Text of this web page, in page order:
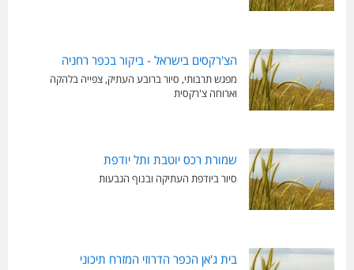
הצ'רקסים בישראל - ביקור בכפר רחניה
מפגש תרבותי, סיור ברובע העתיק, צפייה בלהקה
וארוחה צ'רקסית
שמורת רכס יוטבת ותל יודפת
סיור ביודפת העתיקה ובנוף הגבעות
בית ג'אן הכפר הדרוזי המזרח תיכוני